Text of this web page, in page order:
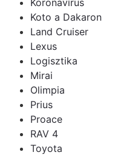
Koto a Dakaron
Land Cruiser
Lexus
Logisztika
Mirai
Olimpia
Prius
Proace
RAV 4
Toyota